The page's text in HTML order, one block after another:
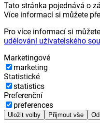
Tato stránka pojednává o
Více informací si můžete
Pro více informací si
udělování uživatelského
Marketingové
marketing
Statistické
statistics
Preferenční
preferences
Uložit volby Přijmout vše